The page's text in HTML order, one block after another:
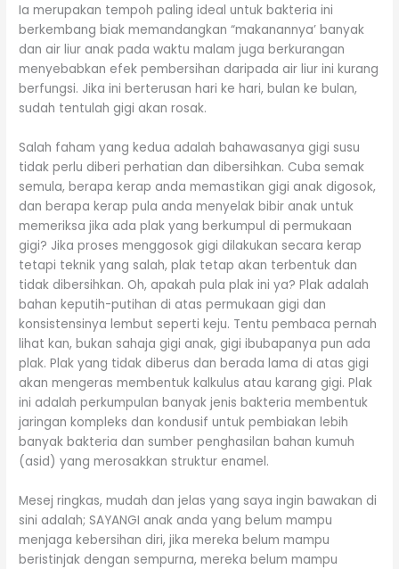
Ia merupakan tempoh paling ideal untuk bakteria ini
berkembang biak memandangkan “makanannya’ banyak
dan air liur anak pada waktu malam juga berkurangan
menyebabkan efek pembersihan daripada air liur ini kurang
berfungsi. Jika ini berterusan hari ke hari, bulan ke bulan,
sudah tentulah gigi akan rosak.
Salah faham yang kedua adalah bahawasanya gigi susu
tidak perlu diberi perhatian dan dibersihkan. Cuba semak
semula, berapa kerap anda memastikan gigi anak digosok,
dan berapa kerap pula anda menyelak bibir anak untuk
memeriksa jika ada plak yang berkumpul di permukaan
gigi? Jika proses menggosok gigi dilakukan secara kerap
tetapi teknik yang salah, plak tetap akan terbentuk dan
tidak dibersihkan. Oh, apakah pula plak ini ya? Plak adalah
bahan keputih-putihan di atas permukaan gigi dan
konsistensinya lembut seperti keju. Tentu pembaca pernah
lihat kan, bukan sahaja gigi anak, gigi ibubapanya pun ada
plak. Plak yang tidak diberus dan berada lama di atas gigi
akan mengeras membentuk kalkulus atau karang gigi. Plak
ini adalah perkumpulan banyak jenis bakteria membentuk
jaringan kompleks dan kondusif untuk pembiakan lebih
banyak bakteria dan sumber penghasilan bahan kumuh
(asid) yang merosakkan struktur enamel.
Mesej ringkas, mudah dan jelas yang saya ingin bawakan di
sini adalah; SAYANGI anak anda yang belum mampu
menjaga kebersihan diri, jika mereka belum mampu
beristinjak dengan sempurna, mereka belum mampu